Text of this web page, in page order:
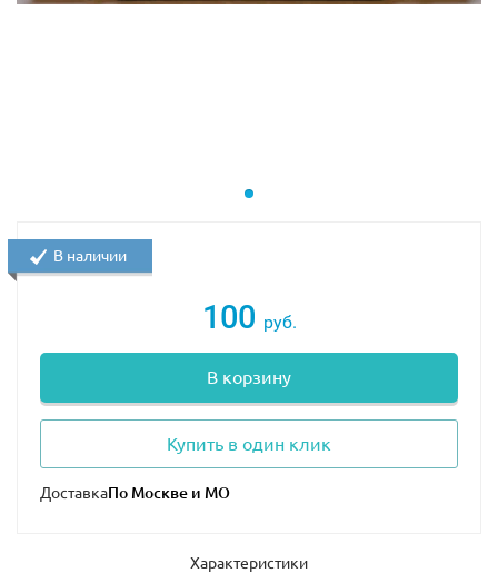
100 руб.
В корзину
Купить в один клик
Доставка
В наличии
Характеристики